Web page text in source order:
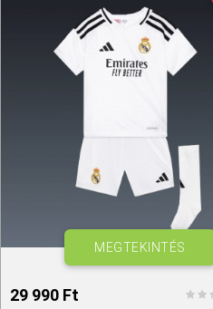
29 990 Ft‎
MEGTEKINTÉS